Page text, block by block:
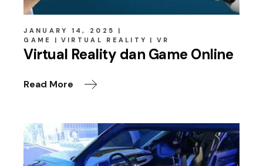
JANUARY 14, 2025
GAME
VIRTUAL REALITY VR
Virtual Reality dan Game Online
Read More